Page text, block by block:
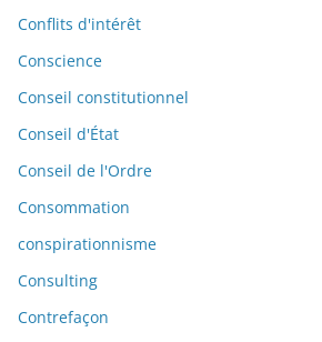
Conflits d'intérêt
Conscience
Conseil constitutionnel
Conseil d'État
Conseil de l'Ordre
Consommation
conspirationnisme
Consulting
Contrefaçon